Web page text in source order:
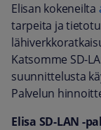
Elisan kokeneilta
tarpeita ja
Katsomme SD-
suunnittelusta
Palvelun
Elisa SD-LAN -